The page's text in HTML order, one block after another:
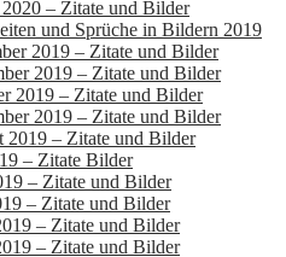
2020 – Zitate und Bilder
und Sprüche in Bildern 2019
2019 – Zitate und Bilder
2019 – Zitate und Bilder
2019 – Zitate und Bilder
2019 – Zitate und Bilder
2019 – Zitate und Bilder
– Zitate Bilder
– Zitate und Bilder
– Zitate und Bilder
– Zitate und Bilder
– Zitate und Bilder